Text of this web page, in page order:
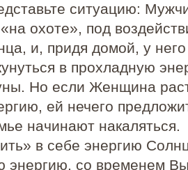
ситуацию:
охоте», под
и, придя домой, у
в прохладную
Но если Женщина
ей нечего
начинают накаляться.
в себе энергию
энергию, со временем